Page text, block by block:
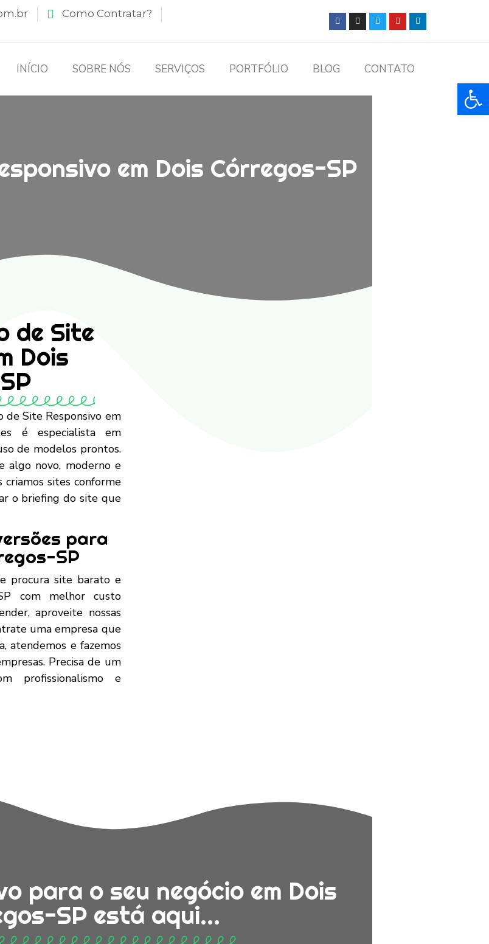
Como Contratar?
INÍCIO SOBRE NÓS SERVIÇOS PORTFÓLIO BLOG CONTATO
em Dois Córregos-SP
de Site
Dois
de Site Responsivo em
é especialista em
de modelos prontos.
algo novo, moderno e
criamos sites conforme
o briefing do site que
para
SP
procura site barato e
com melhor custo
aproveite nossas
uma empresa que
atendemos e fazemos
Precisa de um
profissionalismo e
para o seu negócio em Dois
SP está aqui...